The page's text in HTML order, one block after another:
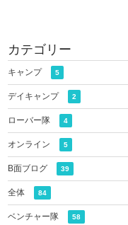
カテゴリー
キャンプ 5
デイキャンプ 2
ローバー隊 4
オンライン 5
B面ブログ 39
全体 84
ベンチャー隊 58